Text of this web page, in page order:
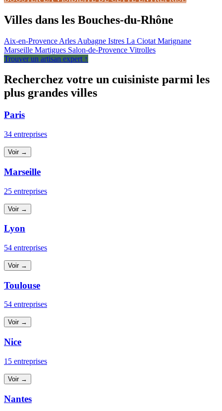
Villes dans les Bouches-du-Rhône
Aix-en-Provence Arles Aubagne Istres La Ciotat Marignane
Marseille Martigues Salon-de-Provence Vitrolles
Trouver un artisan expert ↑
Recherchez votre un cuisiniste parmi les
plus grandes villes
Paris
34 entreprises
Voir →
Marseille
25 entreprises
Voir →
Lyon
54 entreprises
Voir →
Toulouse
54 entreprises
Voir →
Nice
15 entreprises
Voir →
Nantes